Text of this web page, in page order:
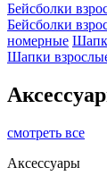
Бейсболки
Бейсболки
номерные
Шапки
смотреть все
Аксессуары